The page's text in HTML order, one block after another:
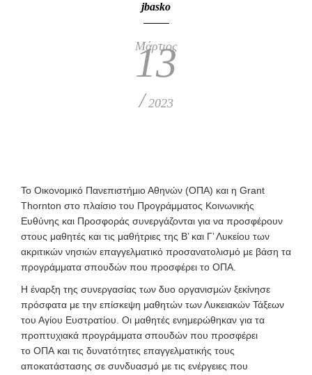
jbasko
Μάρτιος
13
/ 2023
Το Οικονομικό Πανεπιστήμιο Αθηνών (ΟΠΑ) και η Grant
Thornton στο πλαίσιο του Προγράμματος Κοινωνικής
Ευθύνης και Προσφοράς συνεργάζονται για να προσφέρουν
στους μαθητές και τις μαθήτριες της Β’ και Γ’ Λυκείου των
ακριτικών νησιών επαγγελματικό προσανατολισμό με βάση τα
προγράμματα σπουδών που προσφέρει το ΟΠΑ.
Η έναρξη της συνεργασίας των δυο οργανισμών ξεκίνησε
πρόσφατα με την επίσκεψη μαθητών των Λυκειακών Τάξεων
του Αγίου Ευστρατίου. Οι μαθητές ενημερώθηκαν για τα
προπτυχιακά προγράμματα σπουδών που προσφέρει
το ΟΠΑ και τις δυνατότητες επαγγελματικής τους
αποκατάστασης σε συνδυασμό με τις ενέργειες που